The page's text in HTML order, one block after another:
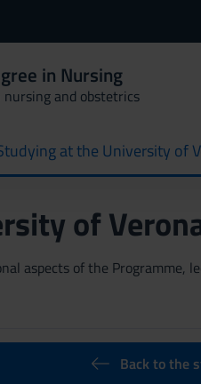
in Nursing
nursing and obstetrics
at the University of
of
aspects of the
Back to the